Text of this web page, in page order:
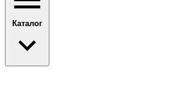
Каталог